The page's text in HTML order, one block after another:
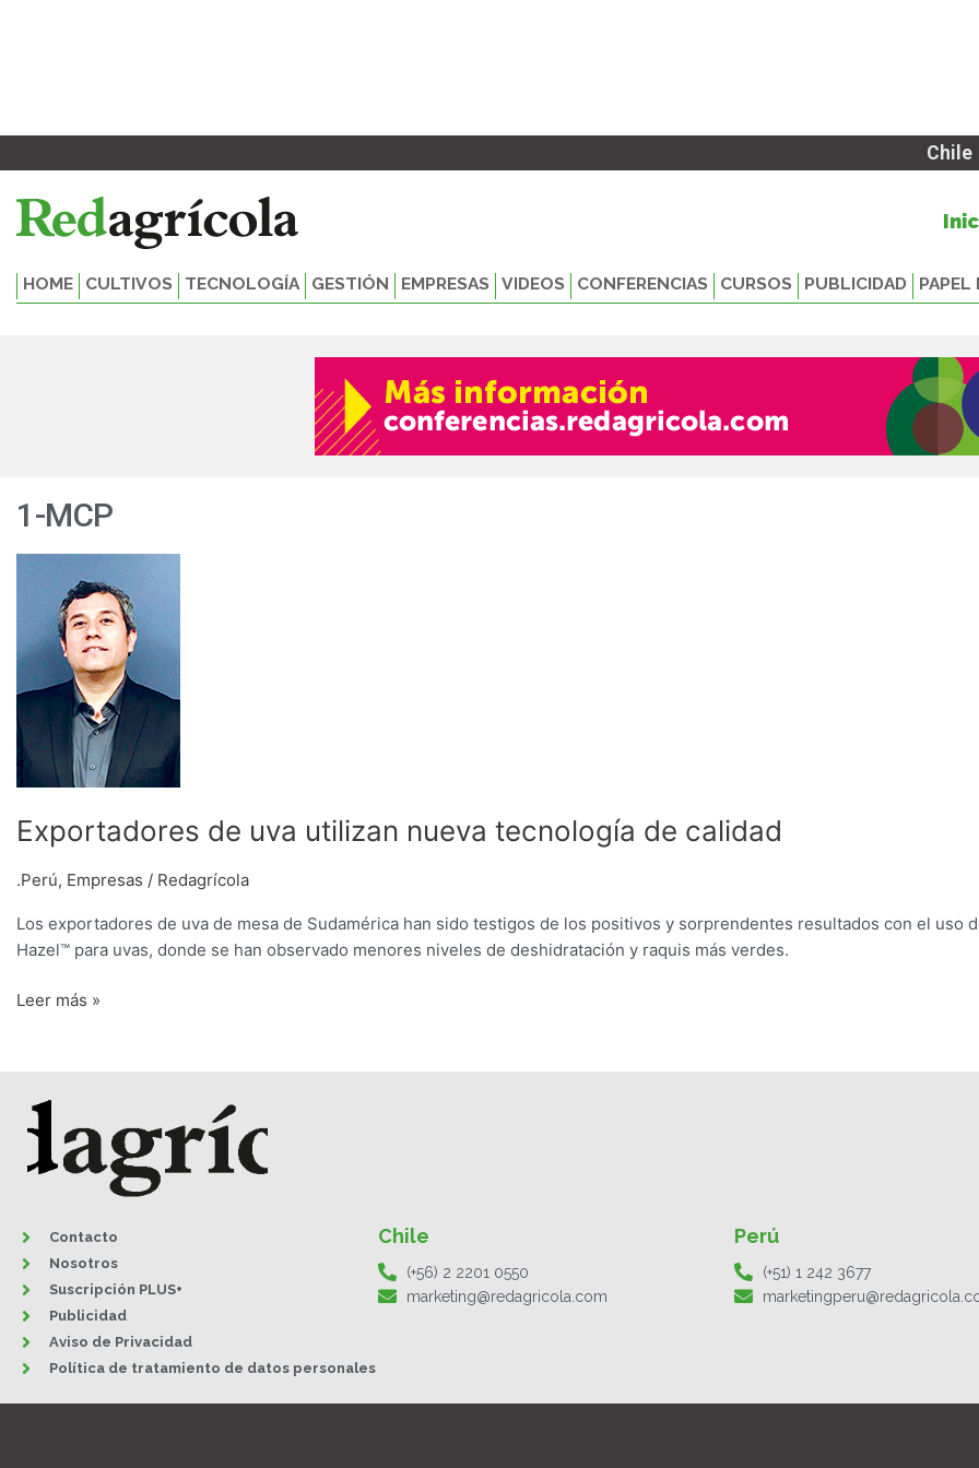
Chile
HOME CULTIVOS TECNOLOGÍA GESTIÓN EMPRESAS VIDEOS CONFERENCIAS CURSOS PUBLICIDAD PAPEL
1-MCP
Exportadores de uva utilizan nueva tecnología de calidad
.Perú, Empresas / Redagrícola
Los exportadores de uva de mesa de Sudamérica han sido testigos de los positivos y sorprendentes resultados con el uso
Hazel™ para uvas, donde se han observado menores niveles de deshidratación y raquis más verdes.
Exportadores
utilizan
nueva
tecnología
de
calidad
Leer más »
Contacto
Nosotros
Suscripción PLUS+
Publicidad
Aviso de Privacidad
Política de tratamiento de datos personales
Chile
(+56) 2 2201 0550
marketing@redagricola.com
Perú
(+51) 1 242 3677